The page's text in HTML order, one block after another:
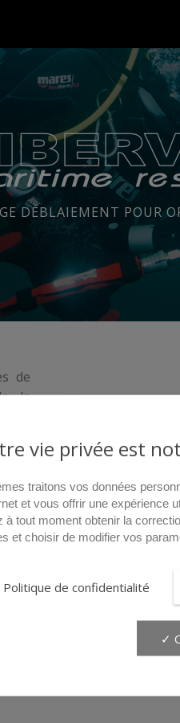
DÉBLAIEMENT POUR
de
la
et
de
une
les
vie privée est
traitons vos données
et vous offrir une expérience
à tout moment obtenir la
et choisir de modifier vos
Politique de confidentialité
✓